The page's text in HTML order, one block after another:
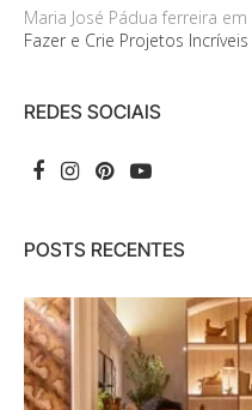
Maria José Pádua ferreira em
Fazer e Crie Projetos Incríveis
REDES SOCIAIS
POSTS RECENTES